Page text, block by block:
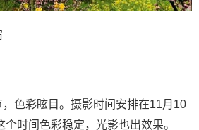
彩眩目。摄影时间安排在11月10
时间色彩稳定，光影也出效果。